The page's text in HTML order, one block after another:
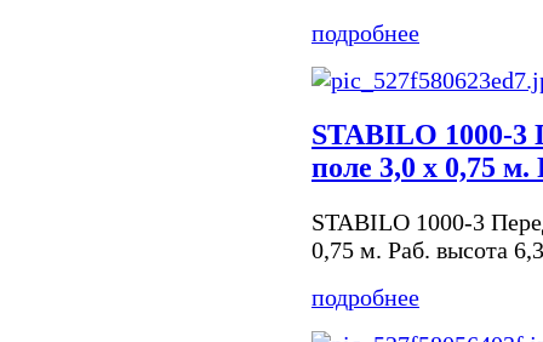
подробнее
STABILO 1000-3
поле 3,0 х 0,75
STABILO 1000-3
0,75 м. Раб. высота
подробнее